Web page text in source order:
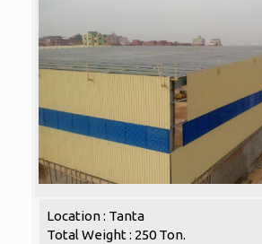
Location : Tanta
Total Weight : 250 Ton.